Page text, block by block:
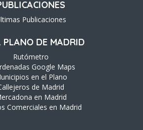
Publicaciones
PLANO DE MADRID
Rutómetro
Google Maps
en el Plano
de Madrid
en Madrid
Comerciales en Madrid